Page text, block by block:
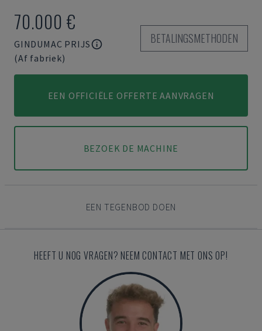
70.000 €
GINDUMAC PRIJS
(Af fabriek)
BETALINGSMETHODEN
EEN OFFICIËLE OFFERTE AANVRAGEN
BEZOEK DE MACHINE
EEN TEGENBOD DOEN
HEEFT U NOG VRAGEN? NEEM CONTACT MET ONS OP!